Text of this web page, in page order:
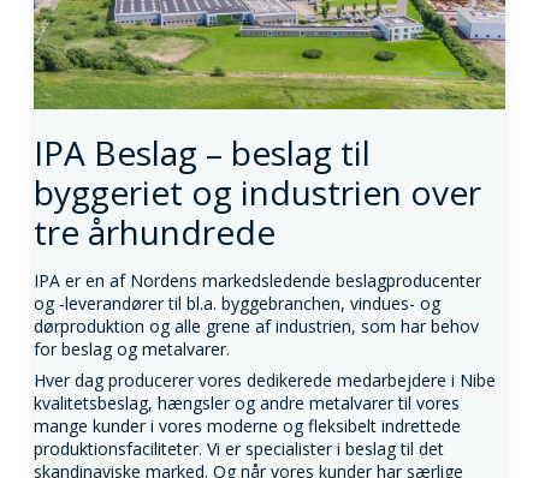
IPA Beslag – beslag til
byggeriet og industrien over
tre århundrede
IPA er en af Nordens markedsledende beslagproducenter
og -leverandører til bl.a. byggebranchen, vindues- og
dørproduktion og alle grene af industrien, som har behov
for beslag og metalvarer.
Hver dag producerer vores dedikerede medarbejdere i Nibe
kvalitetsbeslag, hængsler og andre metalvarer til vores
mange kunder i vores moderne og fleksibelt indrettede
produktionsfaciliteter. Vi er specialister i beslag til det
skandinaviske marked. Og når vores kunder har særlige